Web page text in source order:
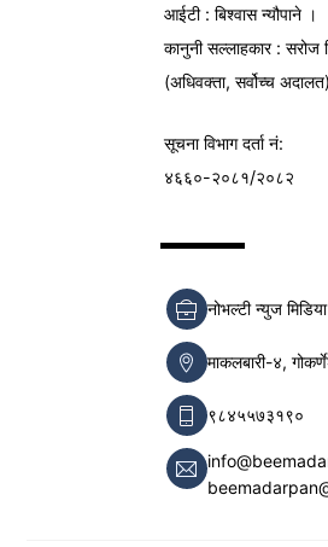
आईटी : बिश्वास न्यौपाने ।
कानुनी सल्लाहकार : सरोज
(अधिवक्ता, सर्वोच्च
सूचना विभागदर्ता नं:
४६६०-२०८१/२०८२
नोभल्टी न्युज
माकलबारी-४,
९८४५५७३१९०